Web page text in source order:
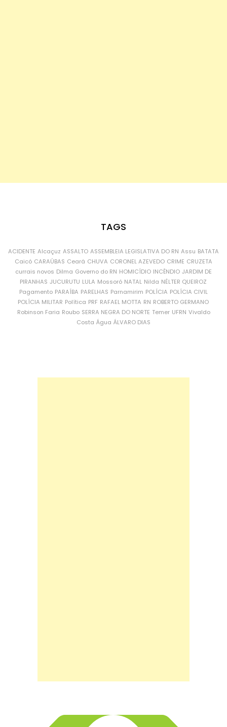
TAGS
ACIDENTE Alcaçuz ASSALTO ASSEMBLEIA LEGISLATIVA DO RN Assu BATATA
Caicó CARAÚBAS Ceará CHUVA CORONEL AZEVEDO CRIME CRUZETA
currais novos Dilma Governo do RN HOMICÍDIO INCÊNDIO JARDIM DE
PIRANHAS JUCURUTU LULA Mossoró NATAL Nilda NÉLTER QUEIROZ
Pagamento PARAÍBA PARELHAS Parnamirim POLÍCIA POLÍCIA CIVIL
POLÍCIA MILITAR Política PRF RAFAEL MOTTA RN ROBERTO GERMANO
Robinson Faria Roubo SERRA NEGRA DO NORTE Temer UFRN Vivaldo
Costa Água ÁLVARO DIAS